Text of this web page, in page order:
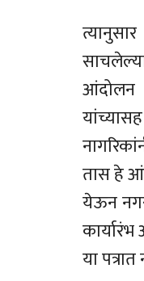
आंदोलन
तास हे
येऊन
या